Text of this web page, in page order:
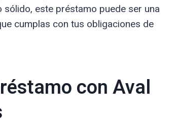
este préstamo puede ser una
cumplas con tus obligaciones de
con Aval